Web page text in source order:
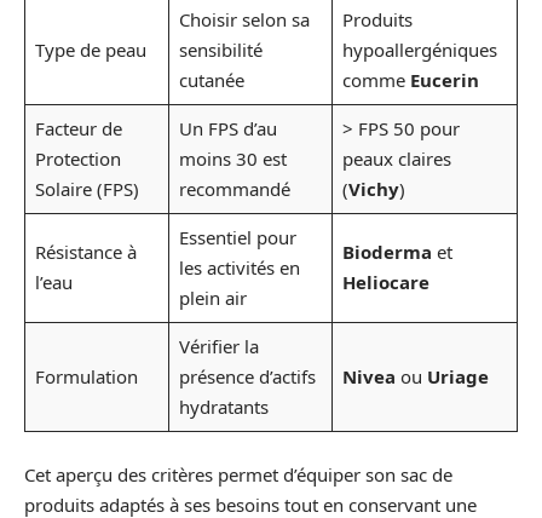
Type de peau
Choisir selon sa
sensibilité
cutanée
Produits
hypoallergéniques
comme Eucerin
Facteur de
Protection
Solaire (FPS)
Un FPS d’au
moins 30 est
recommandé
> FPS 50 pour
peaux claires
(Vichy)
Résistance à
l’eau
Essentiel pour
les activités en
plein air
Bioderma et
Heliocare
Formulation
Vérifier la
présence d’actifs
hydratants
Nivea ou Uriage
Cet aperçu des critères permet d’équiper son sac de
produits adaptés à ses besoins tout en conservant une